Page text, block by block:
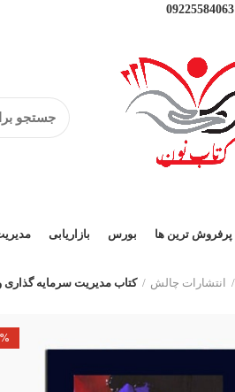
09225584063
پرفروش ترین ها بورس بازاریابی
انتشارات چالش کتاب مدیریت سرمایه